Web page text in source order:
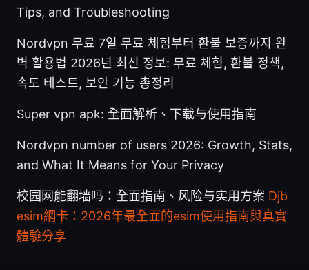
Tips, and Troubleshooting
Nordvpn 무료 7일 무료 체험부터 환불 보증까지 완
벽 활용법 2026년 최신 정보: 무료 체험, 환불 정책,
속도 테스트, 보안 기능 총정리
Super vpn apk: 全面解析、下载与使用指南
Nordvpn number of users 2026: Growth, Stats,
and What It Means for Your Privacy
校园网能翻墙吗：全面指南、风险与实用方案 Djb
esim網卡：2026年最全面的esim使用指南與真實
體驗分享